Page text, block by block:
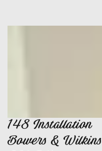
148 Installation
Bowers & Wilkins